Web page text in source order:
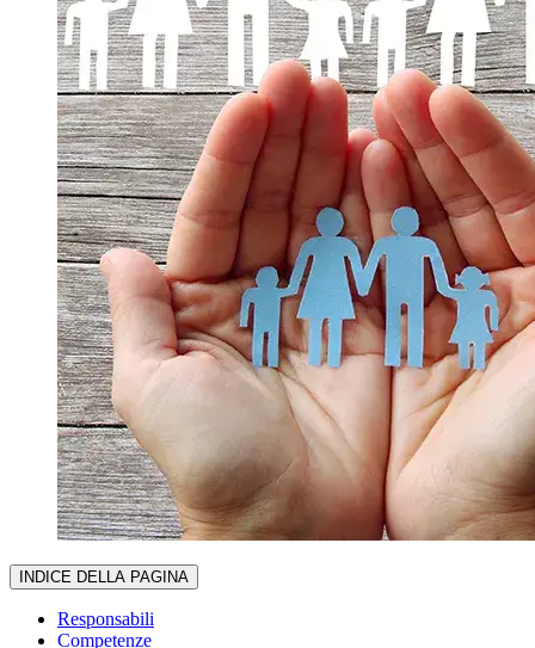
INDICE DELLA PAGINA
Responsabili
Competenze